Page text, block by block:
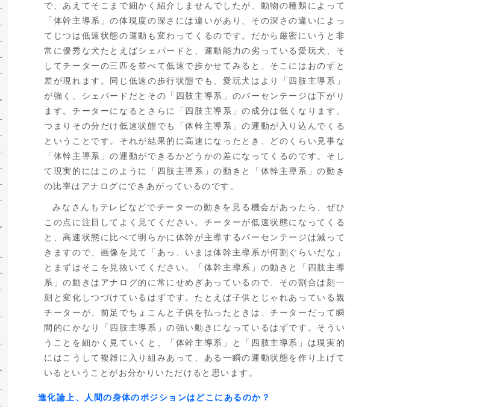
で、あえてそこまで細かく紹介しませんでしたが、動物の種類によって
「体幹主導系」の体現度の深さには違いがあり、その深さの違いによっ
てじつは低速状態の運動も変わってくるのです。だから厳密にいうと非
常に優秀な犬たとえばシェパードと、運動能力の劣っている愛玩犬、そ
してチーターの三匹を並べて低速で歩かせてみると、そこにはおのずと
差が現れます。同じ低速の歩行状態でも、愛玩犬はより「四肢主導系」
が強く、シェパードだとその「四肢主導系」のパーセンテージは下がり
ます。チーターになるとさらに「四肢主導系」の成分は低くなります。
つまりその分だけ低速状態でも「体幹主導系」の運動が入り込んでくる
ということです。それが結果的に高速になったとき、どのくらい見事な
「体幹主導系」の運動ができるかどうかの差になってくるのです。そし
て現実的にはこのように「四肢主導系」の動きと「体幹主導系」の動き
の比率はアナログにできあがっているのです。
みなさんもテレビなどでチーターの動きを見る機会があったら、ぜひ
この点に注目してよく見てください。チーターが低速状態になってくる
と、高速状態に比べて明らかに体幹が主導するパーセンテージは減って
きますので、画像を見て「あっ、いまは体幹主導系が何割ぐらいだな」
とまずはそこを見抜いてください。「体幹主導系」の動きと「四肢主導
系」の動きはアナログ的に常にせめぎあっているので、その割合は刻一
刻と変化しつづけているはずです。たとえば子供とじゃれあっている親
チーターが、前足でちょこんと子供を払ったときは、チーターだって瞬
間的にかなり「四肢主導系」の強い動きになっているはずです。そうい
うことを細かく見ていくと、「体幹主導系」と「四肢主導系」は現実的
にはこうして複雑に入り組みあって、ある一瞬の運動状態を作り上げて
いるということがお分かりいただけると思います。
進化論上、人間の身体のポジションはどこにあるのか？